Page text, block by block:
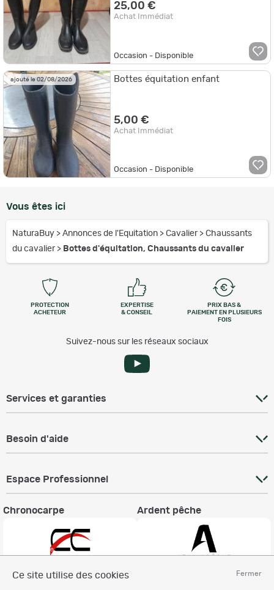
Fermer
Ce site utilise des cookies
25,00 €
Achat Immédiat
Occasion - Disponible
ajouté le 02/08/2026 Bottes équitation enfant
5,00 €
Achat Immédiat
Occasion - Disponible
Vous êtes ici
NaturaBuy > Annonces de l'Equitation > Cavalier > Chaussants
du cavalier > Bottes d'équitation, Chaussants du cavalier
PROTECTION
ACHETEUR
EXPERTISE
& CONSEIL
PRIX BAS &
PAIEMENT EN PLUSIEURS
FOIS
Suivez-nous sur les réseaux sociaux
Services et garanties
Besoin d'aide
Espace Professionnel
Chronocarpe Ardent pêche